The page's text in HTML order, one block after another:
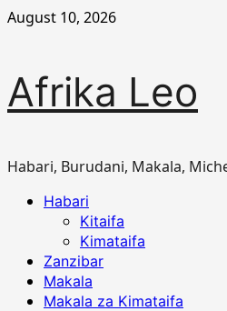
Skip
August 10, 2026
Afrika Leo
Habari, Burudani, Makala,
PrimaryHabari
Kitaifa
Kimataifa
Zanzibar
Makala
Makala za Kimataifa